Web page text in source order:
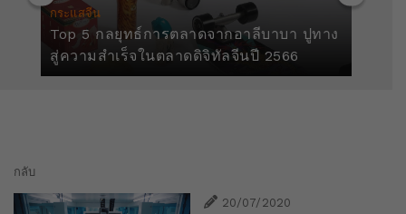
กระแสจีน
Top 5 กลยุทธ์การตลาดจากอาลีบาบา ปูทาง
สู่ความสำเร็จในตลาดดิจิทัลจีนปี 2566
กลับ
20/07/2020